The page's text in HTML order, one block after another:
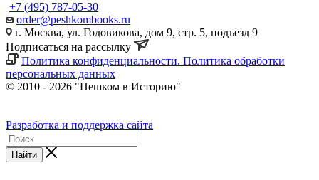
+7 (495) 787-05-30
order@peshkombooks.ru
г. Москва, ул. Годовикова, дом 9, стр. 5, подъезд 9
Подписаться на рассылку
Политика конфиденциальности. Политика обработки
персональных данных
© 2010 - 2026 "Пешком в Историю"
Разработка и поддержка сайта
Найти